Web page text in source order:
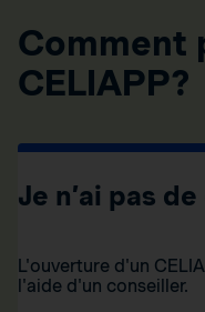
Comment
CELIAPP?
Je n’ai pas
L'ouverture d'un
l'aide d'un conseiller.